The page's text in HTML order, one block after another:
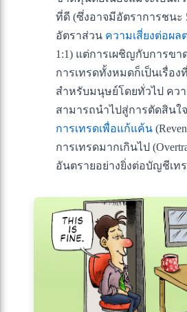
ที่ดี (ซึ่งอาจมีอัตราการชนะ
อัตราส่วน ความเสี่ยงต่อผ
1:1) แต่การเผชิญกับการขา
การเทรดทั้งหมดก็เป็นเรื่อ
สำหรับมนุษย์โดยทั่วไป คว
สามารถนำไปสู่การตัดสินใ
การเทรดเพื่อแก้แค้น
การเทรดมากเกินไป
อันตรายอย่างยิ่งต่อบัญชีเ